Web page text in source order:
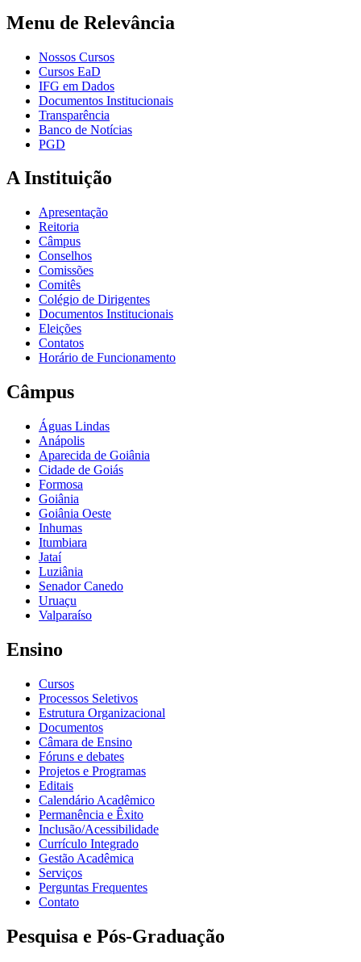
Menu de Relevância
Nossos Cursos
Cursos EaD
IFG em Dados
Documentos Institucionais
Transparência
Banco de Notícias
PGD
A Instituição
Apresentação
Reitoria
Câmpus
Conselhos
Comissões
Comitês
Colégio de Dirigentes
Documentos Institucionais
Eleições
Contatos
Horário de Funcionamento
Câmpus
Águas Lindas
Anápolis
Aparecida de Goiânia
Cidade de Goiás
Formosa
Goiânia
Goiânia Oeste
Inhumas
Itumbiara
Jataí
Luziânia
Senador Canedo
Uruaçu
Valparaíso
Ensino
Cursos
Processos Seletivos
Estrutura Organizacional
Documentos
Câmara de Ensino
Fóruns e debates
Projetos e Programas
Editais
Calendário Acadêmico
Permanência e Êxito
Inclusão/Acessibilidade
Currículo Integrado
Gestão Acadêmica
Serviços
Perguntas Frequentes
Contato
Pesquisa e Pós-Graduação